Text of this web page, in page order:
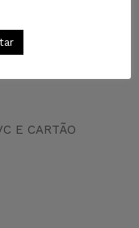
E CARTÃO